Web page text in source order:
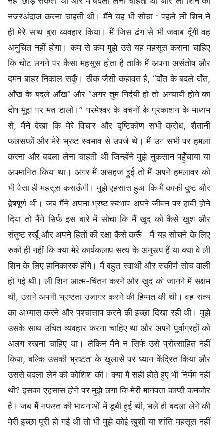
नजरअंदाज करना चाहती थी। मैंने यह भी सोचा : पहले ली शिन ने
ही मेरे साथ बुरा व्यवहार किया। मैं जिस ढंग से भी जवाब दूँगी वह
अनुचित नहीं होगा। कम से कम मुझे उसे यह महसूस कराना चाहिए
कि चोट लगने पर कैसा महसूस होता है ताकि मैं अपना असंतोष और
दमन बाहर निकाल सकूँ। ठीक जैसी कहावत है, “दाँत के बदले दाँत,
आँख के बदले आँख” और “अगर तुम निर्दयी हो तो अन्यायी होने का
दोष मुझ पर मत डालो।” परमेश्वर के वचनों के प्रकाशन के माध्यम
से, मैंने देखा कि मेरे विचार और दृष्टिकोण सभी क्रोध, शैतानी
फलसफों और मेरे भ्रष्ट स्वभाव से उपजे थे। मैं उन सभी पर हमला
करना और बदला लेना चाहती थी जिन्होंने मुझे नुकसान पहुँचाया या
अपमानित किया था। अगर मैं असहज हुई तो मैं अपने हमलावर को
भी वैसा ही महसूस कराऊँगी। मुझे एहसास हुआ कि मैं काफी दुष्ट और
द्वेषपूर्ण थी। जब मैंने अपना भ्रष्ट स्वभाव अपने जीवन पर हावी होने
दिया तो मैंने सिर्फ इस बारे में सोचा कि मैं खुद को कैसे खुश और
संतुष्ट रखूँ और अपने हितों की रक्षा कैसे करूँ। मैं यह सोचने के लिए
रुकी ही नहीं कि क्या मेरे कार्यकलाप सत्य के अनुरूप हैं या क्या वे ली
शिन के लिए हानिकारक होंगे। मैं बहुत स्वार्थी और संकीर्ण सोच वाली
हो गई थी। ली शिन आत्म-चिंतन करने और खुद को जानने में सक्षम
थी, उसने अपनी भ्रष्टता उजागर करने की हिम्मत की थी। वह सत्य
का अभ्यास करने और पश्चात्ताप करने की इच्छा दिखा रही थी। मुझे
उसके साथ उचित व्यवहार करना चाहिए था और अपने पूर्वाग्रहों को
अलग रखना चाहिए था। लेकिन मैंने न सिर्फ उसे प्रोत्साहित नहीं
किया, बल्कि उसकी भ्रष्टता के खुलासे पर ध्यान केंद्रित किया और
उससे बदला लेने की कोशिश की। क्या मैं सही होते हुए भी निर्मम नहीं
थी? इसका एहसास होने पर मुझे लगा कि मेरी मानवता काफी कमजोर
है। जब मैं नफरत की भावनाओं में डूबी हुई थी, भले ही बदला लेने की
मेरी इच्छा पूरी हो गई थी तो भी मुझे कोई खुशी या शांति महसूस नहीं